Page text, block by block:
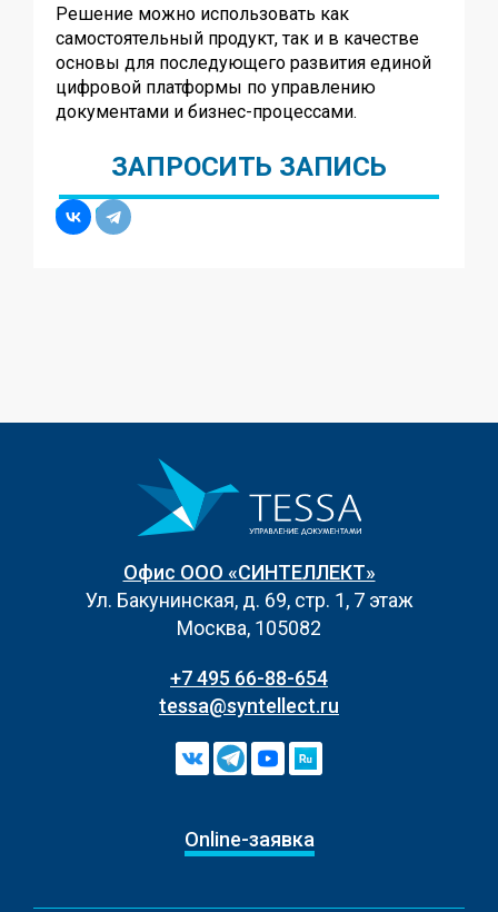
Решение можно использовать как
самостоятельный продукт, так и в качестве
основы для последующего развития единой
цифровой платформы по управлению
документами и бизнес-процессами.
ЗАПРОСИТЬ ЗАПИСЬ
Офис ООО «СИНТЕЛЛЕКТ»
Ул. Бакунинская, д. 69, стр. 1, 7 этаж
Москва, 105082
+7 495 66-88-654
tessa@syntellect.ru
Online-заявка